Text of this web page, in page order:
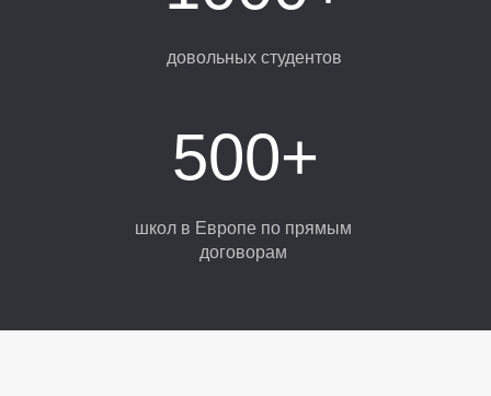
М
довольных студентов
500+
школ в Европе по прямым
договорам